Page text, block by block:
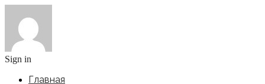
Sign in
Главная